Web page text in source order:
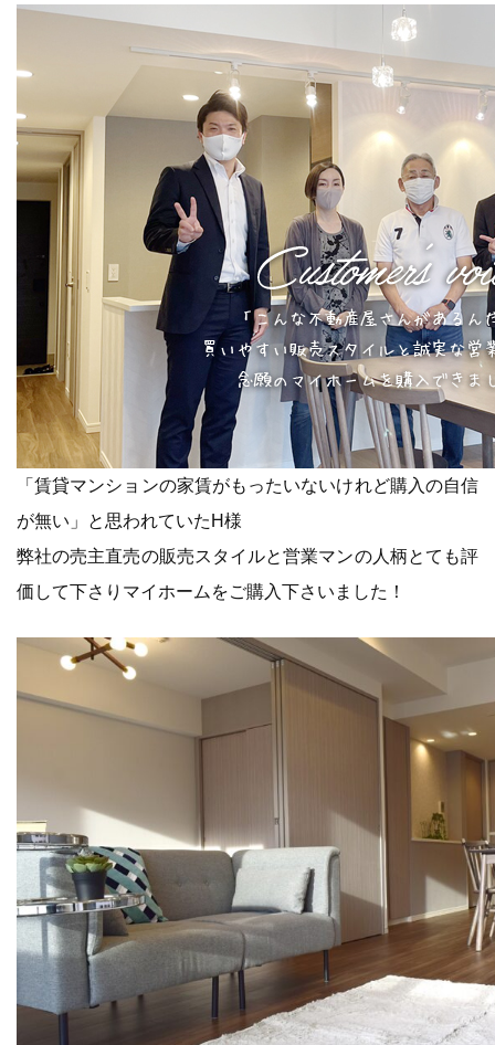
「賃貸マンションの家賃がもったいないけれど購入の自信
が無い」と思われていたH様
弊社の売主直売の販売スタイルと営業マンの人柄とても評
価して下さりマイホームをご購入下さいました！